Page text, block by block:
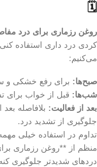
🗓️
روغن رزماری برای درد
کردی درد داری استفاده
می‌کنیم:
صبح‌ها: برای رفع خشکی و
شب‌ها: قبل از خواب برای
بعد از فعالیت: بلافاصله
جلوگیری از تشدید درد.
تداوم در استفاده خیلی
منظم از **روغن رزماری
دردهای شدیدتر جلوگیری